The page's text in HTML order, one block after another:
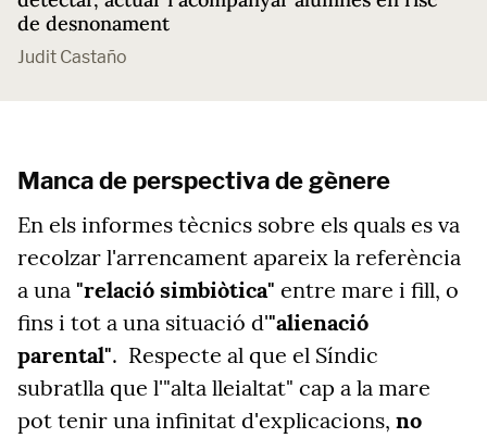
de desnonament
Judit Castaño
Manca de perspectiva de gènere
En els informes tècnics sobre els quals es va
recolzar l'arrencament apareix la referència
a una "relació simbiòtica" entre mare i fill, o
fins i tot a una situació d'"alienació
parental". Respecte al que el Síndic
subratlla que l'"alta lleialtat" cap a la mare
pot tenir una infinitat d'explicacions, no